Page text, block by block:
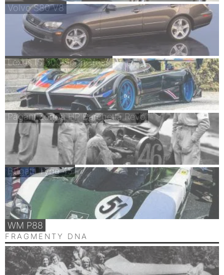
Volvo S80 V8
Lexus IS 300 SportCross
Pagani Zonda HP Barchetta Revo
Bugatti Type 45
WM P88
FRAGMENTY DNA